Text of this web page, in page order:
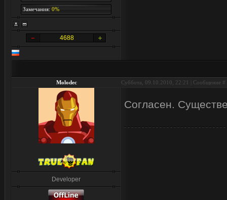
Замечания: 0%
4688
Molodec Суббота, 09.10.2010, 22:21 | Сообщение #
Developer
Согласен.